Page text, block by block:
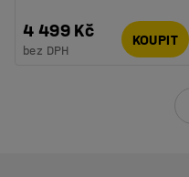
4 499 Kč
bez DPH
KOUPIT